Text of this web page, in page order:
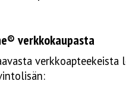
verkkokaupasta
verkkoapteekeista